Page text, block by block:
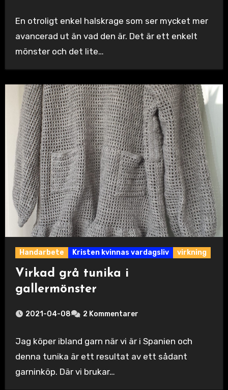
En otroligt enkel halskrage som ser mycket mer
avancerad ut än vad den är. Det är ett enkelt
mönster och det lite…
Handarbete Kristen kvinnas vardagsliv virkning
Virkad grå tunika i
gallermönster
2021-04-08 2 Kommentarer
Jag köper ibland garn när vi är i Spanien och
denna tunika är ett resultat av ett sådant
garninköp. Där vi brukar…